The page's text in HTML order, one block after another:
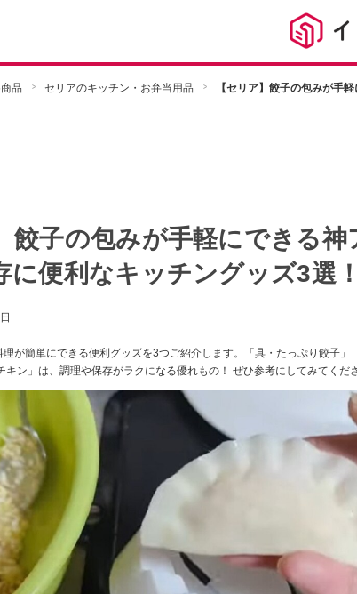
品 セリアのキッチン・お弁当用品 【セリア】餃子の包みが手
餃子の包みが手軽にできる神
に便利なキッチングッズ3選！
が簡単にできる便利グッズを3つご紹介します。「具・たっぷり餃子」
キン」は、調理や保存がラクになる優れもの！ ぜひ参考にしてみてくださ